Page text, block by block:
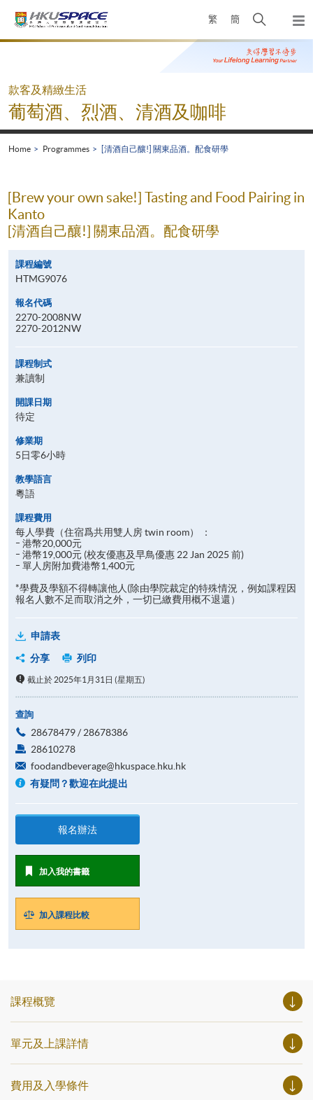
繁 簡
Open
search
panel
Main
款客及精緻生活
葡萄酒、烈酒、清酒及咖啡
Home Programmes [清酒自己釀!] 關東品酒。配食研學
[Brew your own sake!] Tasting and Food Pairing in
Kanto
[清酒自己釀!] 關東品酒。配食研學
課程編號
HTMG9076
報名代碼
2270-2008NW
2270-2012NW
課程制式
兼讀制
開課日期
待定
修業期
5日零6小時
教學語言
粵語
課程費用
每人學費（住宿爲共用雙人房 twin room） ：​
ｰ 港幣20,000元​
ｰ 港幣19,000元 (校友優惠及早鳥優惠 22 Jan 2025 前)​
ｰ 單人房附加費港幣1,400元​
*學費及學額不得轉讓他人(除由學院裁定的特殊情況，例如課程因
報名人數不足而取消之外，一切已繳費用概不退還）
申請表
分享
列印
截止於 2025年1月31日 (星期五)
查詢
28678479 / 28678386
28610278
foodandbeverage@hkuspace.hku.hk
有疑問？歡迎在此提出
報名辦法
加入我的書籤
加入課程比較
課程概覽
單元及上課詳情
費用及入學條件